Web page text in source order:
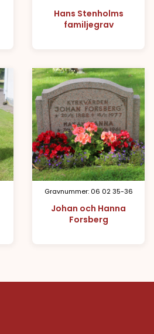
Hans Stenholms
familjegrav
Gravnummer: 06 02 35-36
Johan och Hanna
Forsberg